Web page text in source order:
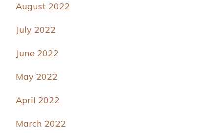
August 2022
July 2022
June 2022
May 2022
April 2022
March 2022